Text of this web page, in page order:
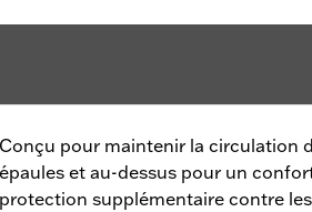
Conçu pour maintenir la circulation
épaules et au-dessus pour un
protection supplémentaire contre